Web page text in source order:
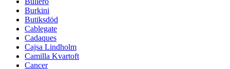
Burkini
Butiksdöd
Cablegate
Cadaques
Cajsa Lindholm
Camilla Kvartoft
Cancer